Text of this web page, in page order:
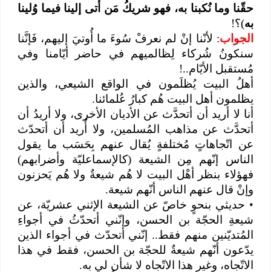
حقّنا وما نُكبنا به، فهو شريكُ مَن أتى إلينا فيما وُلينا
به)؟!
الجواب: لأنّنا إنْ لم نعرفْ سُوءَ ما أُوتيَ إليهم، فَإنَّنا
سنكونُ شُركاء لِظالميهم في حاضر أيّامنا وفي
مُستقبل الأيّام..!
أهلُ البيت يُظلَمون في الواقع الشيعي، والذين
يظلمون أهل البيت هُم كبارُ عُلمائنا.
أنا لا أريد أن أتحدَّث عن الأديان الأخرى، ولا أريدُ أن
أتحدَّث عن مذاهب المُسلمين، ولا أُريد أن أتحدّث
عن اتّجاهاتٍ مُختلفةٍ يُقال عنهم بِحَسَب ما يقول
الناس إنّهم مِن الشيعة (كالإسماعليّة وأضرابهم)
فهؤلاء بنظر أهْل البيت لا هُم شيعةٌ ولا هُم يَحزنون
وإنْ قال عنهم الناس أنّهم شيعة.
• حديثي بنحوٍ خاصّ عن الشيعة الإثني عشريّة، عن
شيعةِ الحجّة بن الحسن، وإنّني أتحدّثُ في أجواءِ
المُتديّنين منهم فقط.. إنّني أتحدّث في أجواء الذين
يدّعون أنّهم شيعةٌ للحجّة بن الحسن، فقط في هذا
الاتّجاه، وغير هذا الاتّجاه لا شأن لي به.